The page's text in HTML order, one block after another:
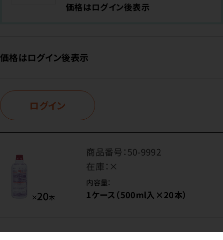
価格はログイン後表示
価格はログイン後表示
ログイン
商品番号：50-9992
在庫： ×
内容量：
1ケース（500ml入×20本）